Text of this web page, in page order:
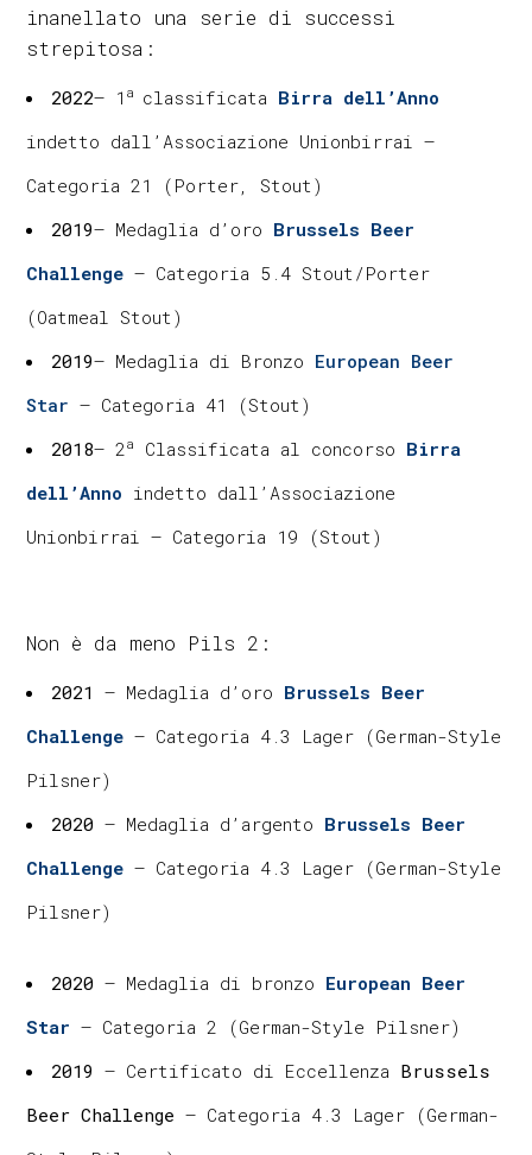
inanellato una serie di successi
strepitosa:
2022– 1 a classificata Birra dell’Anno
indetto dall’Associazione Unionbirrai –
Categoria 21 (Porter, Stout)
2019– Medaglia d’oro Brussels Beer
Challenge – Categoria 5.4 Stout/Porter
(Oatmeal Stout)
2019– Medaglia di Bronzo European Beer
Star – Categoria 41 (Stout)
2018– 2 a Classificata al concorso Birra
dell’Anno indetto dall’Associazione
Unionbirrai – Categoria 19 (Stout)
Non è da meno Pils 2:
2021 – Medaglia d’oro Brussels Beer
Challenge – Categoria 4.3 Lager (German-Style
Pilsner)
2020 – Medaglia d’argento Brussels Beer
Challenge – Categoria 4.3 Lager (German-Style
Pilsner)
2020 – Medaglia di bronzo European Beer
Star – Categoria 2 (German-Style Pilsner)
2019 – Certificato di Eccellenza Brussels
Beer Challenge – Categoria 4.3 Lager (German-